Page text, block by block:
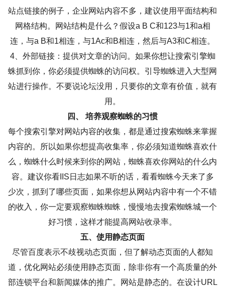
站点链接的例子，企业网站内容不多，建议使用平面结构和
网格结构。网站结构是什么？假设a B C和123与1和a相
连，与a B和1相连，与1Ac和B相连，然后与A3和C相连。
4、外部链接：提供对文章的访问。如果你想让搜索引擎蜘
蛛抓到你，你必须提供蜘蛛的访问权。引导蜘蛛进入大型网
站进行操作。不要说论坛没用，只要你的文章有价值，就有
用。
四、 培养观察蜘蛛的习惯
每个搜索引擎对网站内容的收集，都是通过搜索蜘蛛来掌握
内容的。所以如果你想提高收集率，你必须知道蜘蛛喜欢什
么，蜘蛛什么时候来到你的网站，蜘蛛喜欢你网站的什么内
容。建议你看IIS日志如果不听的话，看看蜘蛛今天来了多
少次，抓到了哪些页面，如果你想从网站内容中有一个不错
的收入，你一定要观察蜘蛛蜘蛛，慢慢地去搜索蜘蛛城一个
好习惯，这样才能提高网站收录率。
五、使用静态页面
尽管百度表示不歧视动态页面，但了解动态页面的人都知
道，优化网站必须使用静态页面，除非你有一个高质量的外
部连锁平台和新闻媒体的推广。网站是静态的。在设计URL